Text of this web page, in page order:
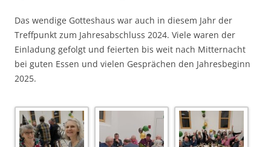
Das wendige Gotteshaus war auch in diesem Jahr der
Treffpunkt zum Jahresabschluss 2024. Viele waren der
Einladung gefolgt und feierten bis weit nach Mitternacht
bei guten Essen und vielen Gesprächen den Jahresbeginn
2025.